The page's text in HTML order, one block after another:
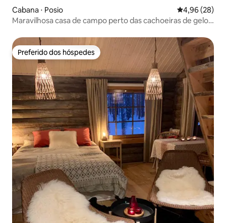
Cabana ⋅ Posio 4,96 de uma
4,96 (28)
Maravilhosa casa de campo perto das cachoeiras de gelo
Preferido dos hóspedes
Preferido dos hóspedes